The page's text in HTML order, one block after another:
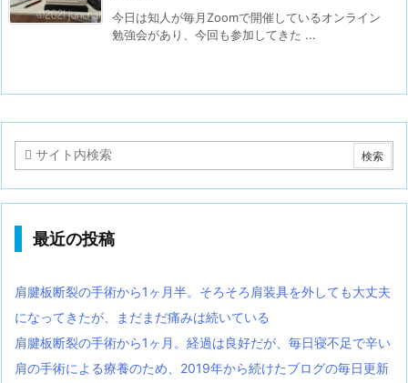
今日は知人が毎月Zoomで開催しているオンライン
勉強会があり、今回も参加してきた ...
最近の投稿
肩腱板断裂の手術から1ヶ月半。そろそろ肩装具を外しても大丈夫
になってきたが、まだまだ痛みは続いている
肩腱板断裂の手術から1ヶ月。経過は良好だが、毎日寝不足で辛い
肩の手術による療養のため、2019年から続けたブログの毎日更新